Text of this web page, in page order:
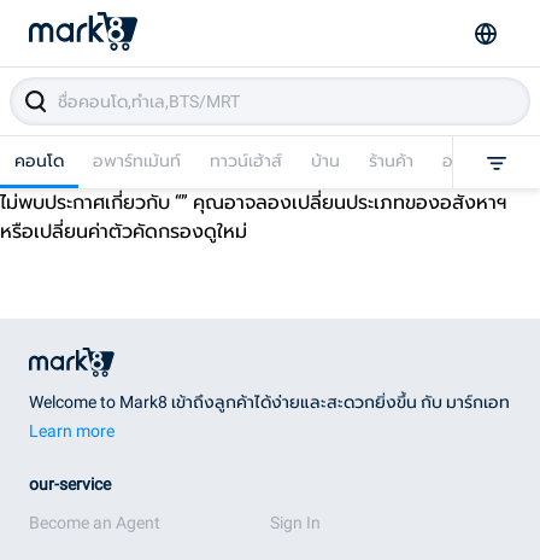
คอนโด อพาร์ทเม้นท์ ทาวน์เฮ้าส์ บ้าน ร้านค้า อาคารพาณิช
ไม่พบประกาศเกี่ยวกับ “” คุณอาจลองเปลี่ยนประเภทของอสังหาฯ
หรือเปลี่ยนค่าตัวคัดกรองดูใหม่
Welcome to Mark8 เข้าถึงลูกค้าได้ง่ายและสะดวกยิ่งขึ้น กับ มาร์กเอท
Learn more
our-service
Become an Agent
Sign In